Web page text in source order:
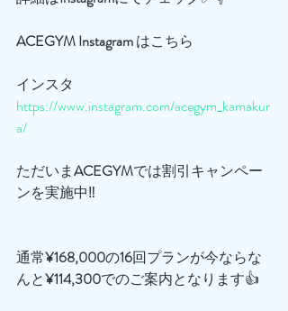
ACEGYMInstagram はこちら
インスタ
https://www.instagram.com/acegym_kamakur
a/
ただいまACEGYMでは割引キャンペー
ンを実施中‼️
通常¥168,000の16回プランが今ならな
んと¥114,300でのご案内となります👍